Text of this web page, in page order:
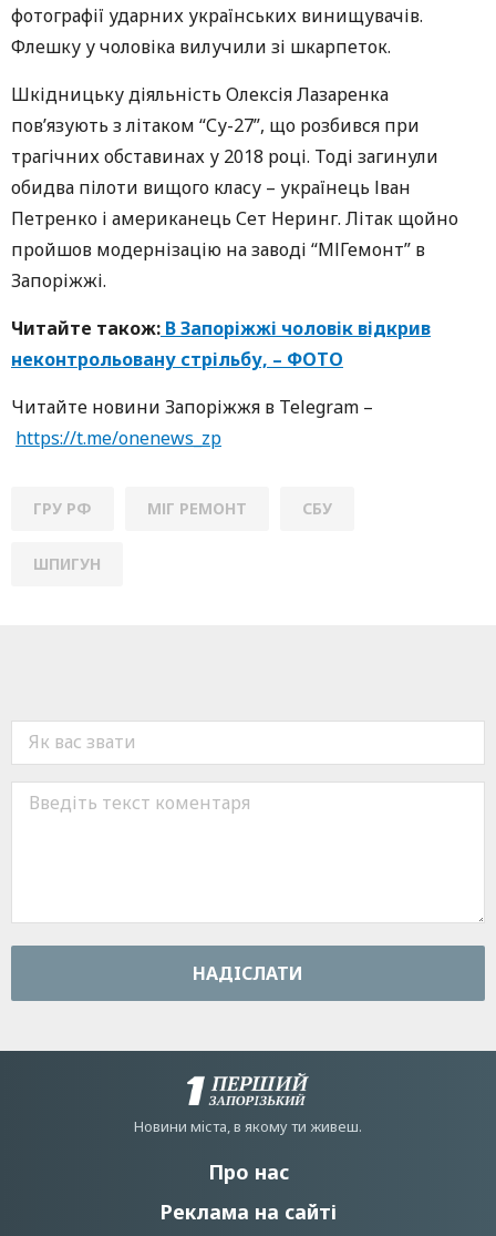
фотографії ударних українських винищувачів.
Флешку у чоловіка вилучили зі шкарпеток.
Шкідницьку діяльність Олексія Лазаренка
пов’язують з літаком “Су-27”, що розбився при
трагічних обставинах у 2018 році. Тоді загинули
обидва пілоти вищого класу – українець Іван
Петренко і американець Сет Неринг. Літак щойно
пройшов модернізацію на заводі “МІГемонт” в
Запоріжжі.
Читайте також: В Запоріжжі чоловік відкрив
неконтрольовану стрільбу, – ФОТО
Читайте новини Запоріжжя в Telegram –
https://t.me/onenews_zp
ГРУ РФ МІГ РЕМОНТ СБУ
ШПИГУН
НАДIСЛАТИ
Новини мiста, в якому ти живеш.
Про нас
Реклама на сайті